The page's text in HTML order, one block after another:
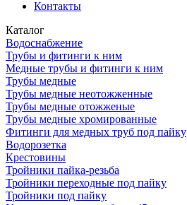
Контакты
Каталог
Водоснабжение
Трубы и фитинги к ним
Медные трубы и фитинги к ним
Трубы медные
Трубы медные неотожженные
Трубы медные отожженые
Трубы медные хромированные
Фитинги для медных труб под пайку
Водорозетка
Крестовины
Тройники пайка-резьба
Тройники переходные под пайку
Тройники под пайку